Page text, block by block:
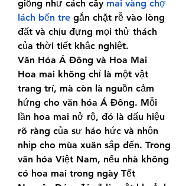
giống như cách cây mai vàng chợ
lách bến tre gắn chặt rễ vào lòng
đất và chịu đựng mọi thử thách
của thời tiết khắc nghiệt.
Văn Hóa Á Đông và Hoa Mai
Hoa mai không chỉ là một vật
trang trí, mà còn là nguồn cảm
hứng cho văn hóa Á Đông. Mỗi
lần hoa mai nở rộ, đó là dấu hiệu
rõ ràng của sự háo hức và nhộn
nhịp cho mùa xuân sắp đến. Trong
văn hóa Việt Nam, nếu nhà không
có hoa mai trong ngày Tết